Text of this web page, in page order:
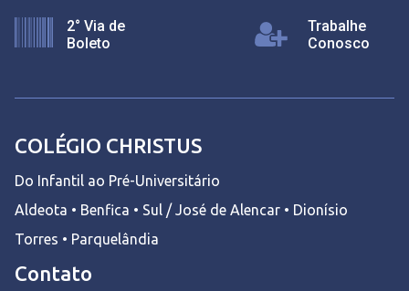
2° Via de
Boleto
Trabalhe
Conosco
COLÉGIO CHRISTUS
Do Infantil ao Pré-Universitário
Aldeota • Benfica • Sul / José de Alencar • Dionísio
Torres • Parquelândia
Contato